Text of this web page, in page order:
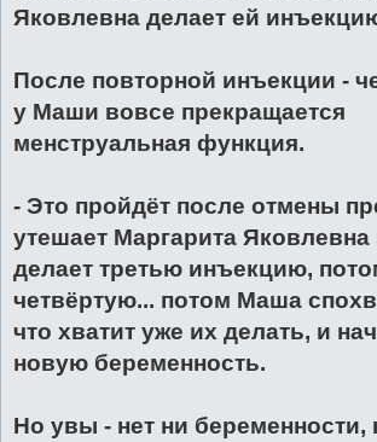
Яковлевна делает ей
После повторной инъекции -
у Маши вовсе прекращается
менструальная функция.
- Это пройдёт после отмены
утешает Маргарита
делает третью инъекцию,
четвёртую... потом Маша
что хватит уже их делать, и
новую беременность.
Но увы - нет ни беременности,